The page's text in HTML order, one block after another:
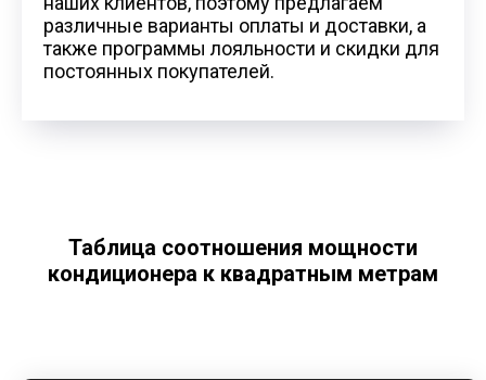
различные варианты оплаты и доставки, а
также программы лояльности и скидки для
постоянных покупателей.
Таблица соотношения мощности
кондиционера к квадратным метрам